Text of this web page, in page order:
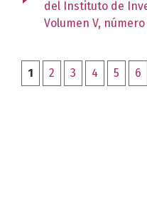
del Instituto de
Volumen V, número
1 2 3 4 5 6